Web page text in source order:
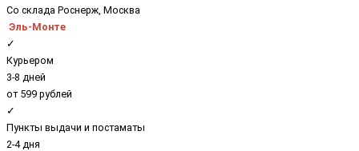
Со склада Роснерж, Москва
Эль-Монте
✓
Курьером
3-8 дней
от 599 рублей
✓
Пункты выдачи и постаматы
2-4 дня